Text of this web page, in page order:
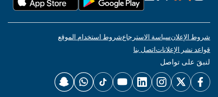
شروط الإعلانسياسة الاسترجاعشروط استخدام الموقع
قواعد نشر الإعلاناتاتصل بنا
لنبقَ على تواصل